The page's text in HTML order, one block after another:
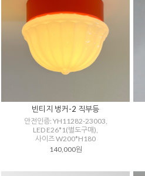
빈티지 벙커-2 직부등
안전인증: YH11282-23003,
LED E26*1(별도구매),
사이즈 W200*H180
140,000원